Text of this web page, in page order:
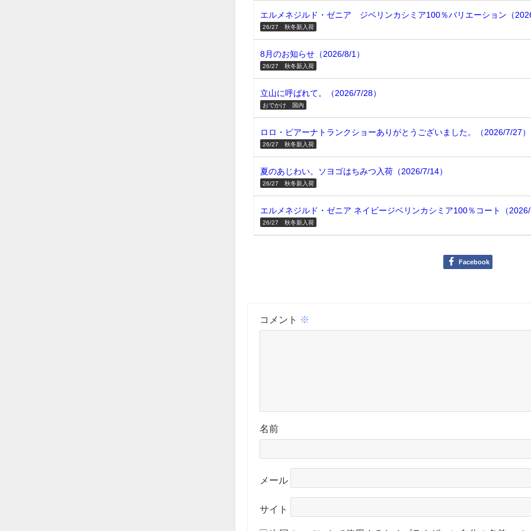
エルメネジルド・ゼニア ジベリンカシミア100％バリエーション（
26/27 秋冬新入荷
8月のお知らせ（2026/8/1）
26/27 秋冬新入荷
立山に呼ばれて。（2026/7/28）
おでかけ 国内
ロロ・ピアーナトランクショーありがとうございました。（2026/7/27）
26/27 秋冬新入荷
夏のあじわい。ソヨゴはちみつ入荷（2026/7/14）
26/27 秋冬新入荷
エルメネジルド・ゼニア ネイビージベリンカシミア100％コート（2026/
26/27 秋冬新入荷
Facebook
コメント ※
名前
メール
サイト